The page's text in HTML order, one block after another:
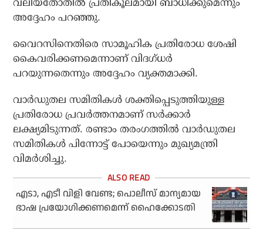
വലിയതോതില്‍ പ്രതികൂലമായി ബാധിക്കുമെന്നും
അദ്ദേഹം പറഞ്ഞു.
വൈറസിനെതിരെ സാമൂഹിക പ്രതിരോധ ശേഷി
കൈവരിക്കണമെന്നാണ് വിദഗ്ധര്‍
പറയുന്നതെന്നും അദ്ദേഹം വ്യക്തമാക്കി.
വാര്‍ഡുതല സമിതികള്‍ ശക്തിപ്പെടുത്തിയുള്ള
പ്രതിരോധ പ്രവര്‍ത്തനമാണ് സര്‍ക്കാര്‍
ലക്ഷ്യമിടുന്നത്. രണ്ടാം തരംഗത്തില്‍ വാര്‍ഡുതല
സമിതികള്‍ പിന്നോട്ട് പോയെന്നും മുഖ്യമന്ത്രി
വിമര്‍ശിച്ചു.
എടാ, എടീ വിളി വേണ്ട; പൊലീസ് മാന്യമായ
ഭാഷ പ്രയോഗിക്കണമെന്ന് ഹൈക്കോടതി